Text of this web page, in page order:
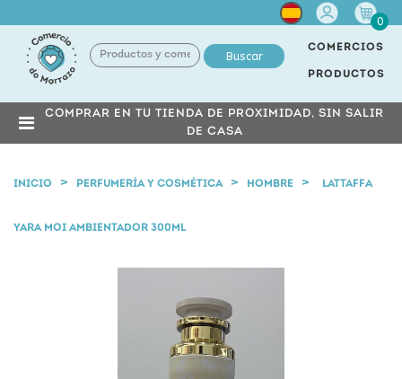
Cuenta
0
Buscar
COMERCIOS
PRODUCTOS
COMPRAR EN TU TIENDA DE PROXIMIDAD, SIN SALIR
DE CASA
INICIO PERFUMERÍA Y COSMÉTICA HOMBRE LATTAFFA
YARA MOI AMBIENTADOR 300ML